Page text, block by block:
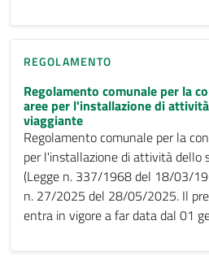
REGOLAMENTO
Regolamento comunale per la
aree per l'installazione di
viaggiante
Regolamento comunale per la
per l'installazione di attività dello
(Legge n. 337/1968 del 18/03/
n. 27/2025 del 28/05/2025. Il
entra in vigore a far data dal 01